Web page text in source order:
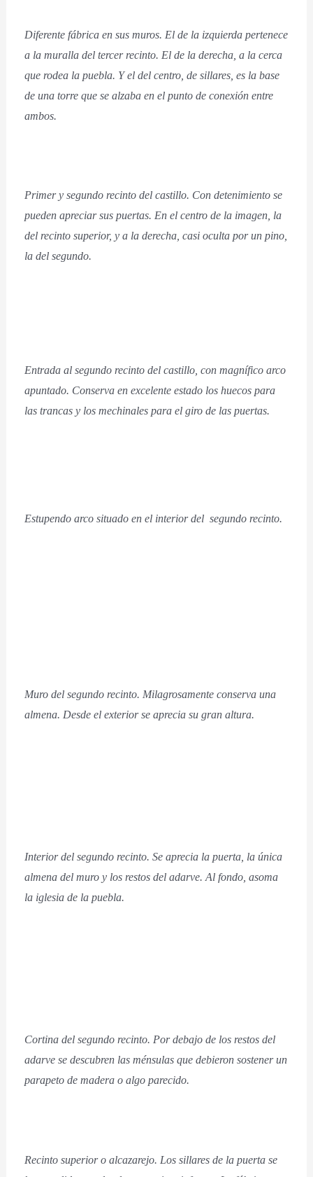
Diferente fábrica en sus muros. El de la izquierda pertenece
a la muralla del tercer recinto. El de la derecha, a la cerca
que rodea la puebla. Y el del centro, de sillares, es la base
de una torre que se alzaba en el punto de conexión entre
ambos.
Primer y segundo recinto del castillo. Con detenimiento se
pueden apreciar sus puertas. En el centro de la imagen, la
del recinto superior, y a la derecha, casi oculta por un pino,
la del segundo.
Entrada al segundo recinto del castillo, con magnífico arco
apuntado. Conserva en excelente estado los huecos para
las trancas y los mechinales para el giro de las puertas.
Estupendo arco situado en el interior del segundo recinto.
Muro del segundo recinto. Milagrosamente conserva una
almena. Desde el exterior se aprecia su gran altura.
Interior del segundo recinto. Se aprecia la puerta, la única
almena del muro y los restos del adarve. Al fondo, asoma
la iglesia de la puebla.
Cortina del segundo recinto. Por debajo de los restos del
adarve se descubren las ménsulas que debieron sostener un
parapeto de madera o algo parecido.
Recinto superior o alcazarejo. Los sillares de la puerta se